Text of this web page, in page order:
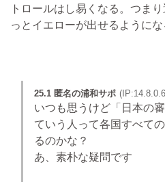
トロールはし易くなる。つま
っとイエローが出せるようにな
25.1 匿名の浦和サポ
いつも思うけど「日本の
ていう人って各国すべて
るのかな？
あ、素朴な疑問です